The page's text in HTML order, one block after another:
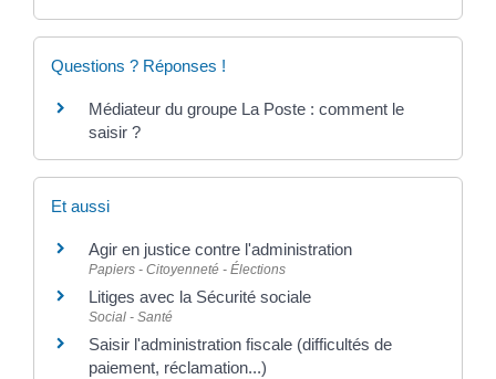
Questions ? Réponses !
Médiateur du groupe La Poste : comment le
saisir ?
Et aussi
Agir en justice contre l'administration
Papiers - Citoyenneté - Élections
Litiges avec la Sécurité sociale
Social - Santé
Saisir l'administration fiscale (difficultés de
paiement, réclamation...)